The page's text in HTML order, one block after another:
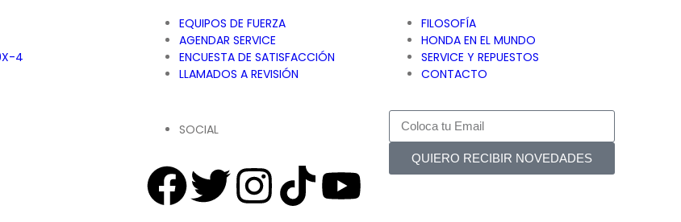
4
EQUIPOS DE FUERZA
AGENDAR SERVICE
ENCUESTA DE SATISFACCIÓN
LLAMADOS A REVISIÓN
SOCIAL
FILOSOFÍA
HONDA EN EL MUNDO
SERVICE Y REPUESTOS
CONTACTO
QUIERO RECIBIR NOVEDADES